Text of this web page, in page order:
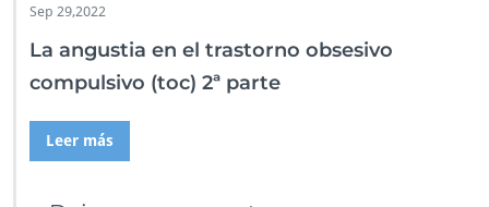
Sep 29,2022
La angustia en el trastorno obsesivo
compulsivo (toc) 2ª parte
Leer más